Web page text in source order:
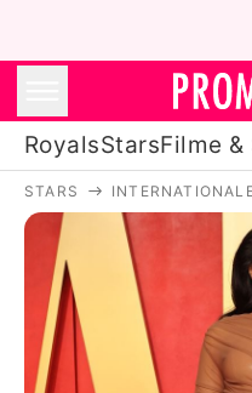
RoyalsStarsFilme &
STARS